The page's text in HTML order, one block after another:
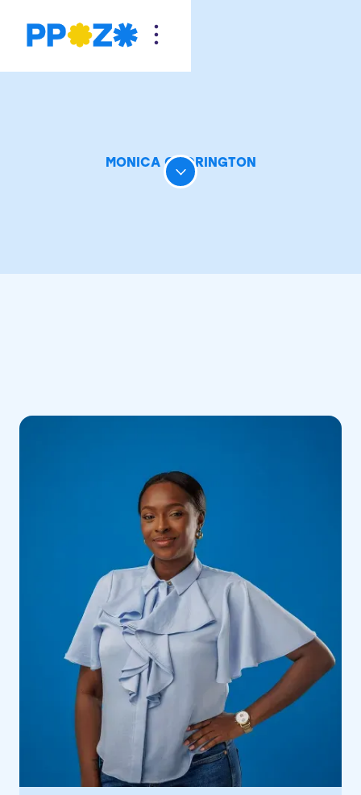
MONICA CODRINGTON